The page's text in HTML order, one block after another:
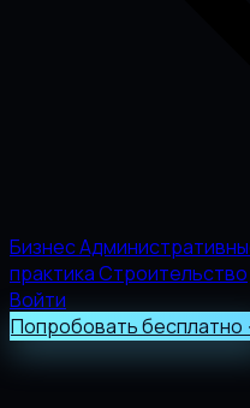
Бизнес
практикаСтроительство
Войти
Попробовать бесплатно